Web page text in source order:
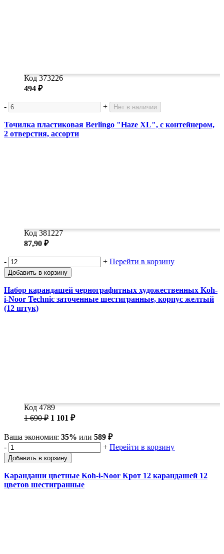
Код 373226
494 ₽
- + Нет в наличии
Точилка пластиковая Berlingo "Haze XL", с контейнером,
2 отверстия, ассорти
Код 381227
87,90 ₽
- + Перейти в корзину
Добавить в корзину
Набор карандашей чернографитных художественных Koh-
i-Noor Technic заточенные шестигранные, корпус желтый
(12 штук)
Код 4789
1 690 ₽ 1 101 ₽
Ваша экономия: 35% или 589 ₽
-
+ Перейти в корзину
Добавить в корзину
Карандаши цветные Koh-i-Noor Крот 12 карандашей 12
цветов шестигранные